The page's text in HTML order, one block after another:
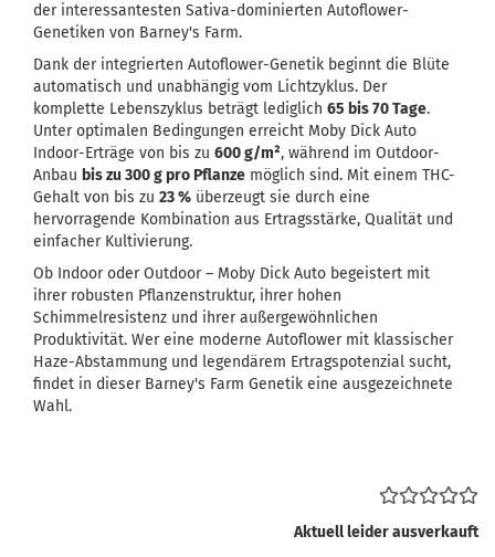
der interessantesten Sativa-dominierten Autoflower-
Genetiken von Barney's Farm.
Dank der integrierten Autoflower-Genetik beginnt die Blüte
automatisch und unabhängig vom Lichtzyklus. Der
komplette Lebenszyklus beträgt lediglich 65 bis 70 Tage.
Unter optimalen Bedingungen erreicht Moby Dick Auto
Indoor-Erträge von bis zu 600 g/m², während im Outdoor-
Anbau bis zu 300 g pro Pflanze möglich sind. Mit einem THC-
Gehalt von bis zu 23 % überzeugt sie durch eine
hervorragende Kombination aus Ertragsstärke, Qualität und
einfacher Kultivierung.
Ob Indoor oder Outdoor – Moby Dick Auto begeistert mit
ihrer robusten Pflanzenstruktur, ihrer hohen
Schimmelresistenz und ihrer außergewöhnlichen
Produktivität. Wer eine moderne Autoflower mit klassischer
Haze-Abstammung und legendärem Ertragspotenzial sucht,
findet in dieser Barney's Farm Genetik eine ausgezeichnete
Wahl.
Aktuell leider ausverkauft